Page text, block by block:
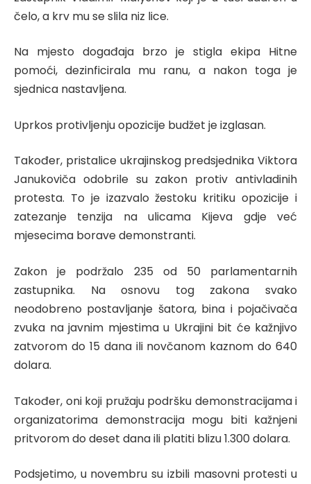
čelo, a krv mu se slila niz lice.
Na mjesto događaja brzo je stigla ekipa Hitne
pomoći, dezinficirala mu ranu, a nakon toga je
sjednica nastavljena.
Uprkos protivljenju opozicije budžet je izglasan.
Također, pristalice ukrajinskog predsjednika Viktora
Janukoviča odobrile su zakon protiv antivladinih
protesta. To je izazvalo žestoku kritiku opozicije i
zatezanje tenzija na ulicama Kijeva gdje već
mjesecima borave demonstranti.
Zakon je podržalo 235 od 50 parlamentarnih
zastupnika. Na osnovu tog zakona svako
neodobreno postavljanje šatora, bina i pojačivača
zvuka na javnim mjestima u Ukrajini bit će kažnjivo
zatvorom do 15 dana ili novčanom kaznom do 640
dolara.
Također, oni koji pružaju podršku demonstracijama i
organizatorima demonstracija mogu biti kažnjeni
pritvorom do deset dana ili platiti blizu 1.300 dolara.
Podsjetimo, u novembru su izbili masovni protesti u